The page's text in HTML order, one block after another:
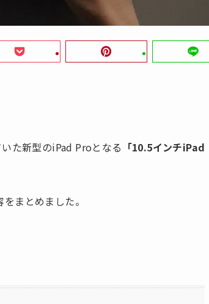
た新型のiPad Proとなる 「10.5インチiPad
まとめました。